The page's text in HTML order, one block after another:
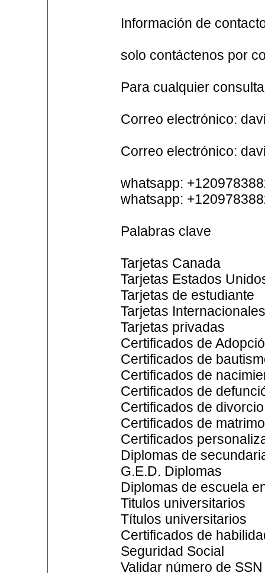
Información de
solo contáctenos por
Para cualquier
Correo electrónico:
Correo electrónico:
whatsapp:
whatsapp:
Palabras clave
Tarjetas Canada
Tarjetas Estados
Tarjetas de estudiante
Tarjetas
Tarjetas privadas
Certificados de
Certificados de
Certificados de
Certificados de
Certificados de divorcio
Certificados de
Certificados
Diplomas de
G.E.D. Diplomas
Diplomas de escuela
Titulos universitarios
Títulos universitarios
Certificados de
Seguridad Social
Validar número de SSN